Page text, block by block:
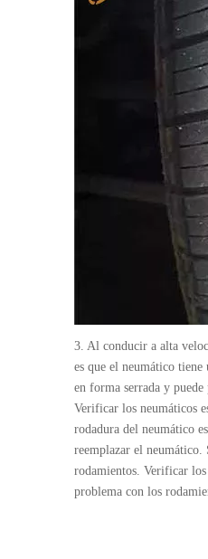
3. Al conducir a alta
es que el neumático
en forma serrada y
Verificar los neumáticos
rodadura del neumático
reemplazar el
rodamientos. Verificar
problema con los